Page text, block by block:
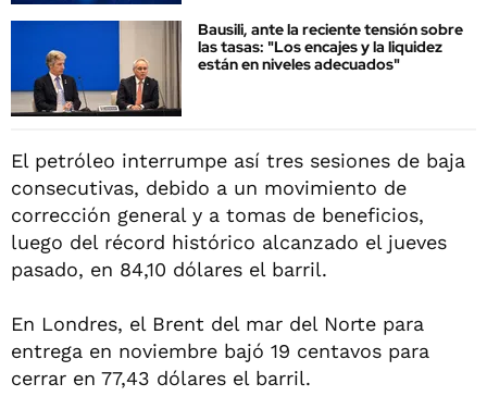
Bausili, ante la reciente tensión sobre
las tasas: "Los encajes y la liquidez
están en niveles adecuados"
El petróleo interrumpe así tres sesiones de baja
consecutivas, debido a un movimiento de
corrección general y a tomas de beneficios,
luego del récord histórico alcanzado el jueves
pasado, en 84,10 dólares el barril.
En Londres, el Brent del mar del Norte para
entrega en noviembre bajó 19 centavos para
cerrar en 77,43 dólares el barril.